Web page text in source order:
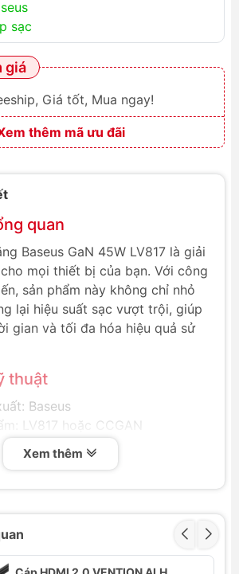
sạc
giá
Giá tốt, Mua ngay!
thêm mã ưu đãi
quan
Baseus GaN 45W LV817 là giải
mọi thiết bị của bạn. Với công
sản phẩm này không chỉ nhỏ
lại hiệu suất sạc vượt trội, giúp
gian và tối đa hóa hiệu quả sử
thuật
Baseus
LV817 hoặc CCGAN
240V~, 50/60Hz, 1.5A Max
3.3V-11V/3A, 5V/3A, 9V/3A,
Output: 30W+18W hoặc
Xem thêm